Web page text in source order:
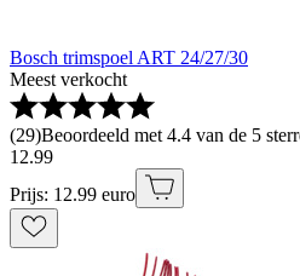
Bosch trimspoel ART 24/27/30
Meest verkocht
(29)Beoordeeld met 4.4 van de 5
12.99
Prijs: 12.99 euro